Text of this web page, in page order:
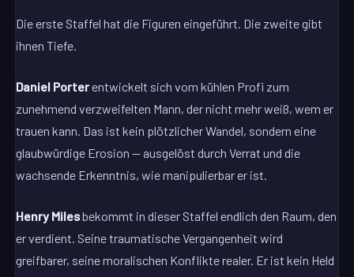
Die erste Staffel hat die Figuren eingeführt. Die zweite gibt
ihnen Tiefe.
Daniel Porterentwickelt sich vom kühlen Profi zum
zunehmend verzweifelten Mann, der nicht mehr weiß, wem er
trauen kann. Das ist kein plötzlicher Wandel, sondern eine
glaubwürdige Erosion — ausgelöst durch Verrat und die
wachsende Erkenntnis, wie manipulierbar er ist.
Henry Milesbekommt in dieser Staffel endlich den Raum, den
er verdient. Seine traumatische Vergangenheit wird
greifbarer, seine moralischen Konflikte realer. Er ist kein Held